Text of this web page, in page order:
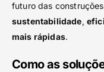
futuro das
sustentabilidade,
mais rápidas.
Como as